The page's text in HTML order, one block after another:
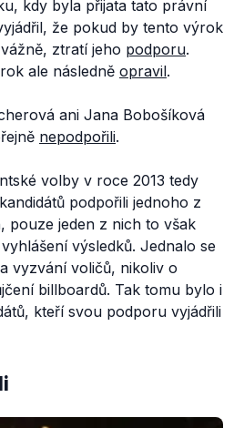
kdy byla přijata tato právní
že pokud by tento výrok
ztratí jeho podporu.
ale následně opravil.
ani Jana Bobošíková
nepodpořili.
volby v roce 2013 tedy
podpořili jednoho z
pouze jeden z nich to však
výsledků. Jednalo se
vyzvání voličů, nikoliv o
billboardů. Tak tomu bylo i
kteří svou podporu vyjádřili